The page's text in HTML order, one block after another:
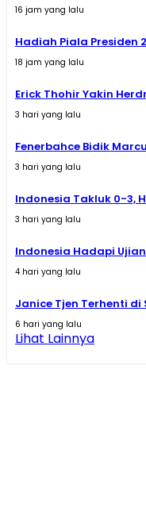
16 jam yang lalu
Hadiah Piala Presiden
18 jam yang lalu
Erick Thohir Yakin
3 hari yang lalu
Fenerbahce Bidik
3 hari yang lalu
Indonesia Takluk 0-3,
3 hari yang lalu
Indonesia Hadapi
4 hari yang lalu
Janice Tjen Terhenti di
6 hari yang lalu
Lihat Lainnya